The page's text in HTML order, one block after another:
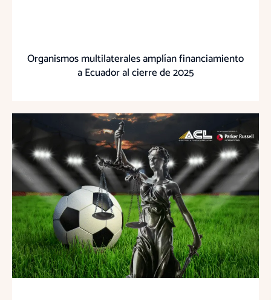
Organismos multilaterales amplían financiamiento
a Ecuador al cierre de 2025